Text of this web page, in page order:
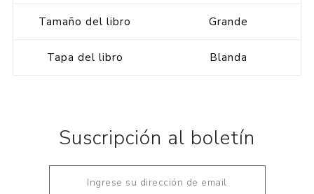
Tamaño del libro Grande
Tapa del libro Blanda
Suscripción al boletín